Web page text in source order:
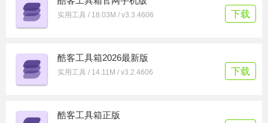
实用工具 / 18.03M / v3.3.4606 下载
酷客工具箱2026最新版
实用工具 / 14.11M / v3.2.4606 下载
酷客工具箱正版